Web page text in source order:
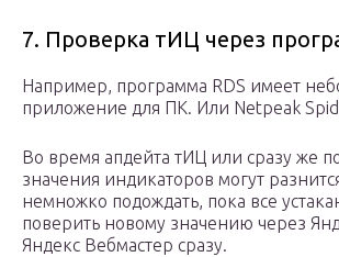
7. Проверка тИЦ через
Например, программа RDS имеет
приложение для ПК. Или Netpeak
Во время апдейта тИЦ или сразу же
значения индикаторов могут
немножко подождать, пока все
поверить новому значению через
Яндекс Вебмастер сразу.